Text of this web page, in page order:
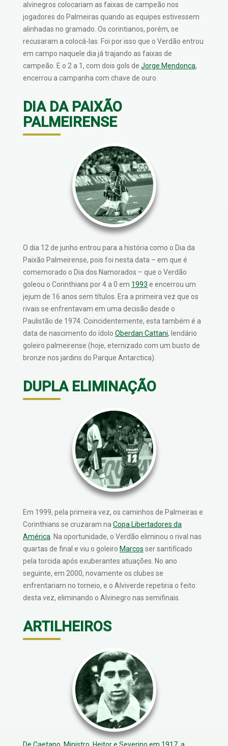
alvinegros colocariam as faixas de campeão nos
jogadores do Palmeiras quando as equipes estivessem
alinhadas no gramado. Os corintianos, porém, se
recusaram a colocá-las. Foi por isso que o Verdão entrou
em campo naquele dia já trajando as faixas de
campeão. E o 2 a 1, com dois gols de Jorge Mendonça,
encerrou a campanha com chave de ouro.
DIA DA PAIXÃO
PALMEIRENSE
O dia 12 de junho entrou para a história como o Dia da
Paixão Palmeirense, pois foi nesta data – em que é
comemorado o Dia dos Namorados – que o Verdão
goleou o Corinthians por 4 a 0 em 1993 e encerrou um
jejum de 16 anos sem títulos. Era a primeira vez que os
rivais se enfrentavam em uma decisão desde o
Paulistão de 1974. Coincidentemente, esta também é a
data de nascimento do ídolo Oberdan Cattani, lendário
goleiro palmeirense (hoje, eternizado com um busto de
bronze nos jardins do Parque Antarctica).
DUPLA ELIMINAÇÃO
Em 1999, pela primeira vez, os caminhos de Palmeiras e
Corinthians se cruzaram na Copa Libertadores da
América . Na oportunidade, o Verdão eliminou o rival nas
quartas de final e viu o goleiro Marcos ser santificado
pela torcida após exuberantes atuações. No ano
seguinte, em 2000, novamente os clubes se
enfrentariam no torneio, e o Alviverde repetiria o feito:
desta vez, eliminando o Alvinegro nas semifinais.
ARTILHEIROS